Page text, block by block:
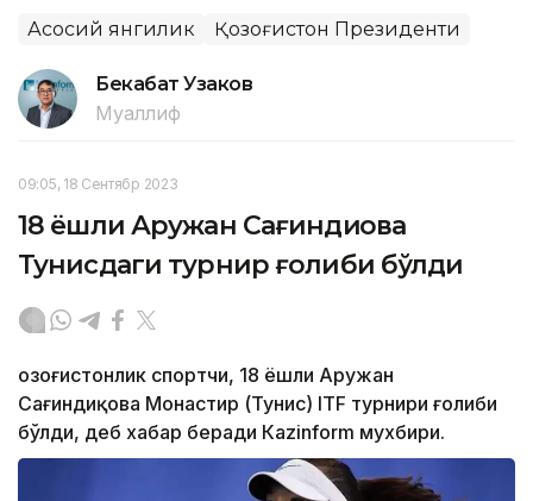
Асосий янгилик Қозоғистон Президенти
Бекабат Узаков
Муаллиф
09:05, 18 Сентябр 2023
18 ёшли Аружан Сағиндиқова
Тунисдаги турнир ғолиби бўлди
Қозоғистонлик спортчи, 18 ёшли Аружан
Сағиндиқова Монастир (Тунис) ITF турнири ғолиби
бўлди, деб хабар беради Каzinform мухбири.